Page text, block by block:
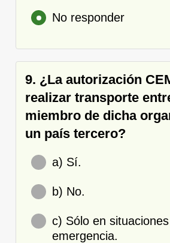
No responder
9. ¿La autorización
realizar transporte
miembro de dicha
un país tercero?
a) Sí.
b) No.
c) Sólo en
emergencia.